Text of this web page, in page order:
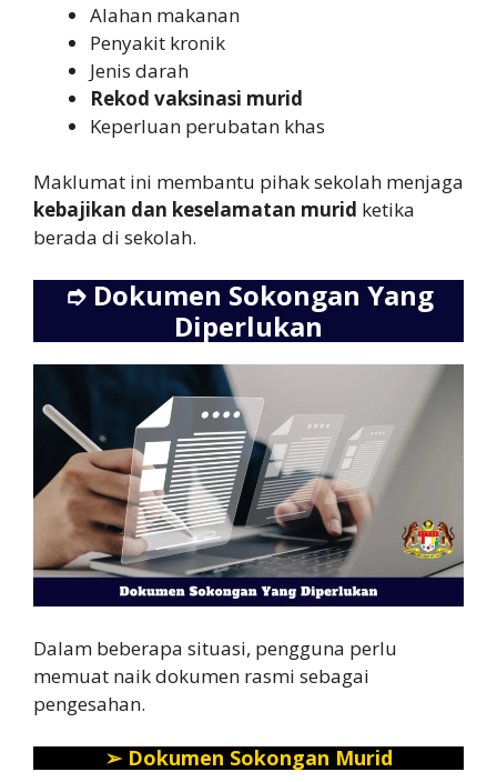
Alahan makanan
Penyakit kronik
Jenis darah
Rekod vaksinasi murid
Keperluan perubatan khas
Maklumat ini membantu pihak sekolah menjaga
kebajikan dan keselamatan murid ketika
berada di sekolah.
➮ Dokumen Sokongan Yang
Diperlukan
Dalam beberapa situasi, pengguna perlu
memuat naik dokumen rasmi sebagai
pengesahan.
➢ Dokumen Sokongan Murid